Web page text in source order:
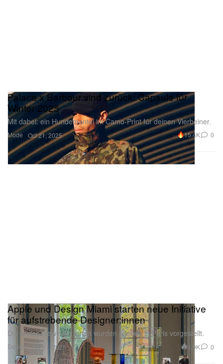
Mode
Palace x Barbour sind zurück: Capsule für
Winter 2025
Mit dabei: ein Hundemantel im Camo-Print für deinen Vierbeiner.
Oct 21, 2025 15.4K 0
Design
Apple und Design Miami starten neue Initiative
für aufstrebende Designer:innen
Die ersten Gewinner:innen wurden soeben in Paris vorgestellt.
Oct 21, 2025 1.9K 0